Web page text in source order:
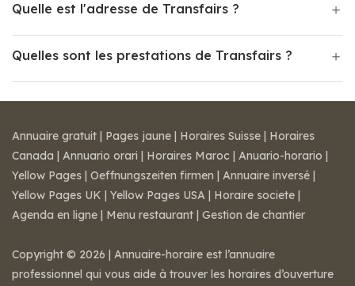
Quelle est l'adresse de Transfairs ?
Quelles sont les prestations de Transfairs ?
Annuaire gratuit | Pages jaune | Horaires Suisse | Horaires
Canada | Annuario orari | Horaires Maroc | Anuario-horario |
Yellow Pages | Oeffnungszeiten firmen | Annuaire inversé |
Yellow Pages UK | Yellow Pages USA | Horaire societe |
Agenda en ligne | Menu restaurant | Gestion de chantier
Copyright © 2026 | Annuaire-horaire est l’annuaire
professionnel qui vous aide à trouver les horaires d’ouverture